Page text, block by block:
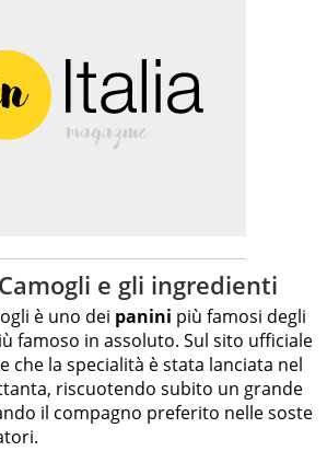
e gli ingredienti
è uno dei panini più famosi degli
famoso in assoluto. Sul sito ufficiale
che la specialità è stata lanciata nel
riscuotendo subito un grande
il compagno preferito nelle soste